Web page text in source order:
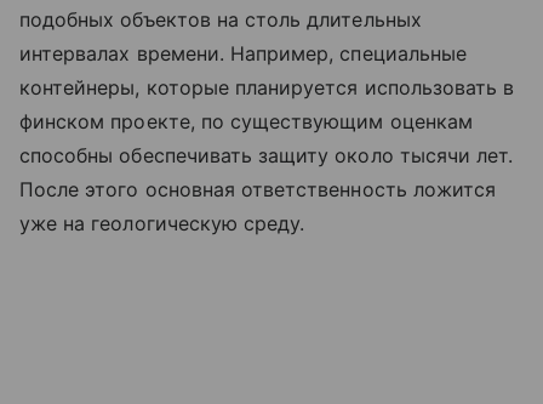
подобных объектов на столь длительных
интервалах времени. Например, специальные
контейнеры, которые планируется использовать в
финском проекте, по существующим оценкам
способны обеспечивать защиту около тысячи лет.
После этого основная ответственность ложится
уже на геологическую среду.